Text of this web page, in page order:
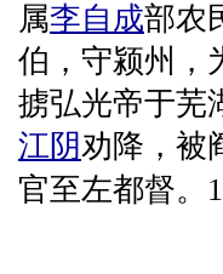
属李自成部农
伯，守颍州，
掳弘光帝于芜
江阴劝降，被
官至左都督。